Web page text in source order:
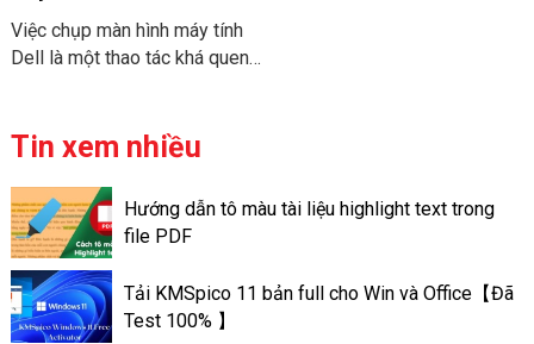
tiết
Việc chụp màn hình máy tính
Dell là một thao tác khá quen
người cũng biết cách chụp
Bài viết này chúng tôi sẽ
hướng dẫn các cách chụp màn
hình máy tính Dell nhanh nhất
và chi tiết nhất. Giúp cho bạn
lựa chọn được cách phù hợp
với nhu cầu của mình.
Tin xem nhiều
Hướng dẫn tô màu tài liệu highlight text trong
file PDF
Tải KMSpico 11 bản full cho Win và Office【Đã
Test 100% 】